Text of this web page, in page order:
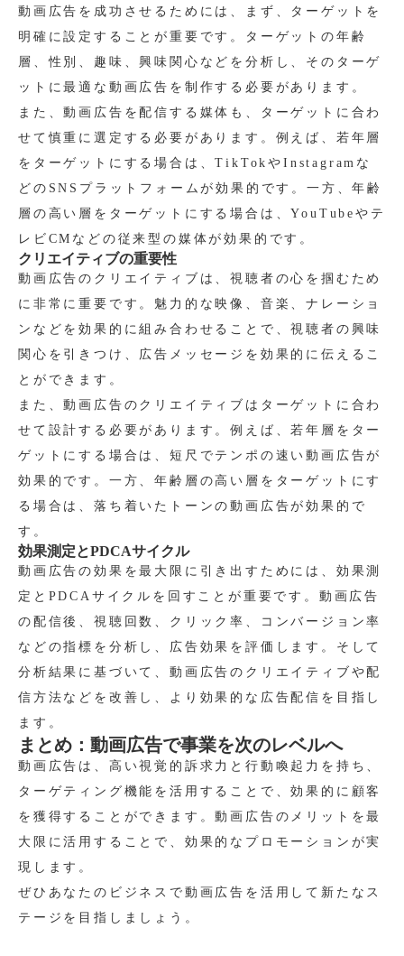
動画広告を成功させるためには、まず、ターゲットを
明確に設定することが重要です。ターゲットの年齢
層、性別、趣味、興味関心などを分析し、そのターゲ
ットに最適な動画広告を制作する必要があります。
また、動画広告を配信する媒体も、ターゲットに合わ
せて慎重に選定する必要があります。例えば、若年層
をターゲットにする場合は、TikTokやInstagramな
どのSNSプラットフォームが効果的です。一方、年齢
層の高い層をターゲットにする場合は、YouTubeやテ
レビCMなどの従来型の媒体が効果的です。
クリエイティブの重要性
動画広告のクリエイティブは、視聴者の心を掴むため
に非常に重要です。魅力的な映像、音楽、ナレーショ
ンなどを効果的に組み合わせることで、視聴者の興味
関心を引きつけ、広告メッセージを効果的に伝えるこ
とができます。
また、動画広告のクリエイティブはターゲットに合わ
せて設計する必要があります。例えば、若年層をター
ゲットにする場合は、短尺でテンポの速い動画広告が
効果的です。一方、年齢層の高い層をターゲットにす
る場合は、落ち着いたトーンの動画広告が効果的で
す。
効果測定とPDCAサイクル
動画広告の効果を最大限に引き出すためには、効果測
定とPDCAサイクルを回すことが重要です。動画広告
の配信後、視聴回数、クリック率、コンバージョン率
などの指標を分析し、広告効果を評価します。そして
分析結果に基づいて、動画広告のクリエイティブや配
信方法などを改善し、より効果的な広告配信を目指し
ます。
まとめ：動画広告で事業を次のレベルへ
動画広告は、高い視覚的訴求力と行動喚起力を持ち、
ターゲティング機能を活用することで、効果的に顧客
を獲得することができます。動画広告のメリットを最
大限に活用することで、効果的なプロモーションが実
現します。
ぜひあなたのビジネスで動画広告を活用して新たなス
テージを目指しましょう。